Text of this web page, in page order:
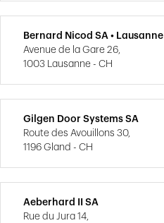
Bernard Nicod SA • Lausanne
Avenue de la Gare 26,
1003 Lausanne - CH
Gilgen Door Systems SA
Route des Avouillons 30,
1196 Gland - CH
Aeberhard II SA
Rue du Jura 14,